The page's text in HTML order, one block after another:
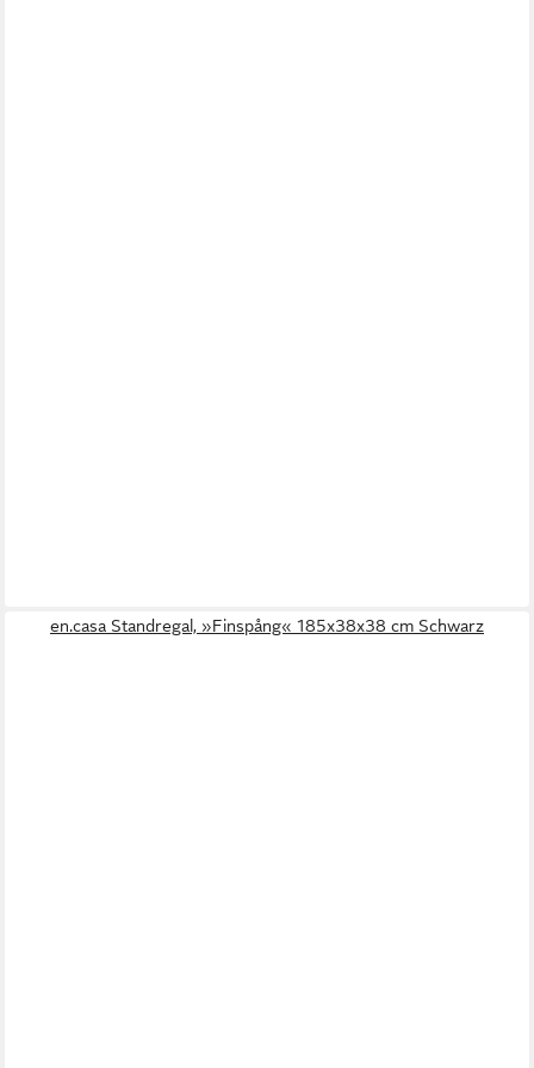
en.casa Standregal, »Finspång« 185x38x38 cm Schwarz